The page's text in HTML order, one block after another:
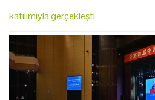
katılımıyla gerçekleşti